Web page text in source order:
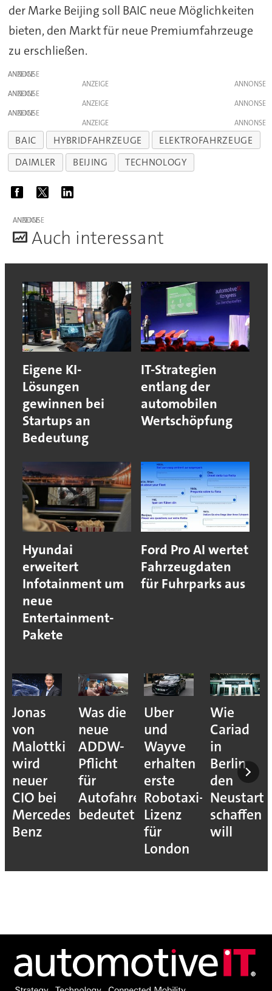
der Marke Beijing soll BAIC neue Möglichkeiten
bieten, den Markt für neue Premiumfahrzeuge
zu erschließen.
ANZEIGE
ANZEIGE
ANZEIGE
ANZEIGE
ANZEIGE
ANZEIGE
BAIC HYBRIDFAHRZEUGE
ELEKTROFAHRZEUGE
DAIMLER
BEIJING TECHNOLOGY
ANZEIGE
Auch interessant
Eigene KI-
Lösungen
gewinnen bei
Startups an
Bedeutung
IT-Strategien
entlang der
automobilen
Wertschöpfung
Hyundai
erweitert
Infotainment um
neue
Entertainment-
Pakete
Ford Pro AI wertet
Fahrzeugdaten
für Fuhrparks aus
Jonas
von
Malottki
wird
neuer
CIO bei
Mercedes-
Benz
Was die
neue
ADDW-
Pflicht
für
Autofahrer
bedeutet
Uber
und
Wayve
erhalten
erste
Robotaxi-
Lizenz
für
London
Wie
Cariad
in
Berlin
den
Neustart
schaffen
will